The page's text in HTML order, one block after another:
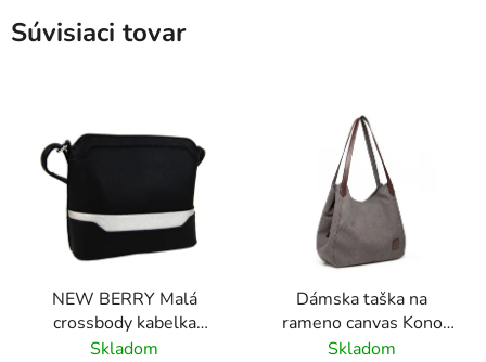
Súvisiaci tovar
NEW BERRY Malá
crossbody kabelka
čierno-strieborná
Skladom
Dámska taška na
rameno canvas Kono
Saviora L sivá
Skladom